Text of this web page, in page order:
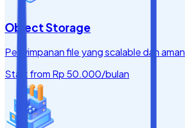
Object Storage
Penyimpanan file yang scalable dan aman
Start from Rp 50.000/bulan